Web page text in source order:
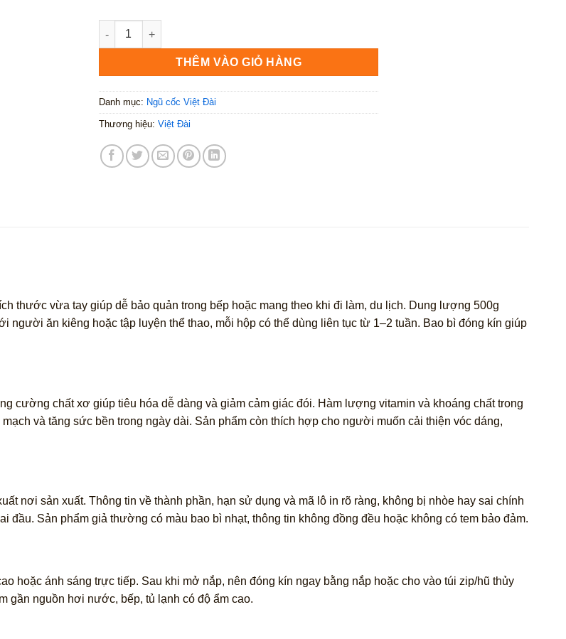
Ngũ cốc yến mạch Việt Đài 500g số lượng
THÊM VÀO GIỎ HÀNG
Danh mục: Ngũ cốc Việt Đài
Thương hiệu: Việt Đài
thước vừa tay giúp dễ bảo quản trong bếp hoặc mang theo khi đi làm, du lịch. Dung lượng 500g
ăn kiêng hoặc tập luyện thể thao, mỗi hộp có thể dùng liên tục từ 1–2 tuần. Bao bì đóng kín giúp
cường chất xơ giúp tiêu hóa dễ dàng và giảm cảm giác đói. Hàm lượng vitamin và khoáng chất trong
và tăng sức bền trong ngày dài. Sản phẩm còn thích hợp cho người muốn cải thiện vóc dáng,
nơi sản xuất. Thông tin về thành phần, hạn sử dụng và mã lô in rõ ràng, không bị nhòe hay sai chính
đầu. Sản phẩm giả thường có màu bao bì nhạt, thông tin không đồng đều hoặc không có tem bảo đảm.
hoặc ánh sáng trực tiếp. Sau khi mở nắp, nên đóng kín ngay bằng nắp hoặc cho vào túi zip/hũ thủy
gần nguồn hơi nước, bếp, tủ lạnh có độ ẩm cao.